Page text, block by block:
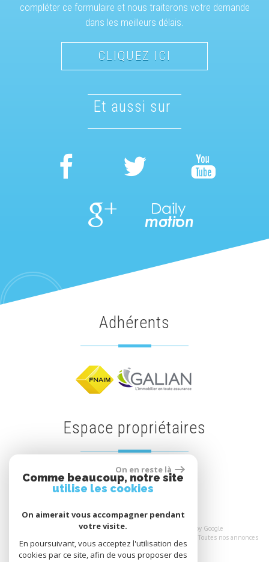
compléter ce formulaire et nous traiterons votre demande
dans les meilleurs délais.
CLIQUEZ ICI
et aussi sur
Adhérents
Espace propriétaires
Espace propriétaires
© 2026 | Tous droits réservés | Traduction powered by Google
Toutes nos annonces
Site internet compatible multi-supports,
On en reste là
Comme beaucoup, notre site
utilise les cookies
On aimerait vous accompagner pendant
votre visite.
En poursuivant, vous acceptez l'utilisation des
cookies par ce site, afin de vous proposer des